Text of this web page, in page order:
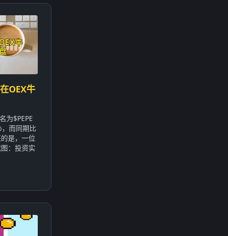
OEX牛
为$PEPE
而同期比
是，一位
：投资实